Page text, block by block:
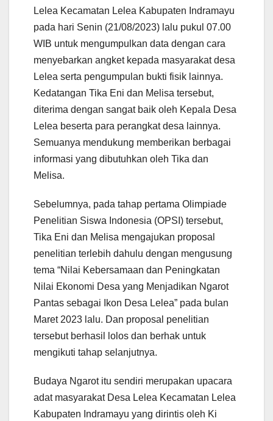
Lelea Kecamatan Lelea Kabupaten Indramayu
pada hari Senin (21/08/2023) lalu pukul 07.00
WIB untuk mengumpulkan data dengan cara
menyebarkan angket kepada masyarakat desa
Lelea serta pengumpulan bukti fisik lainnya.
Kedatangan Tika Eni dan Melisa tersebut,
diterima dengan sangat baik oleh Kepala Desa
Lelea beserta para perangkat desa lainnya.
Semuanya mendukung memberikan berbagai
informasi yang dibutuhkan oleh Tika dan
Melisa.
Sebelumnya, pada tahap pertama Olimpiade
Penelitian Siswa Indonesia (OPSI) tersebut,
Tika Eni dan Melisa mengajukan proposal
penelitian terlebih dahulu dengan mengusung
tema “Nilai Kebersamaan dan Peningkatan
Nilai Ekonomi Desa yang Menjadikan Ngarot
Pantas sebagai Ikon Desa Lelea” pada bulan
Maret 2023 lalu. Dan proposal penelitian
tersebut berhasil lolos dan berhak untuk
mengikuti tahap selanjutnya.
Budaya Ngarot itu sendiri merupakan upacara
adat masyarakat Desa Lelea Kecamatan Lelea
Kabupaten Indramayu yang dirintis oleh Ki